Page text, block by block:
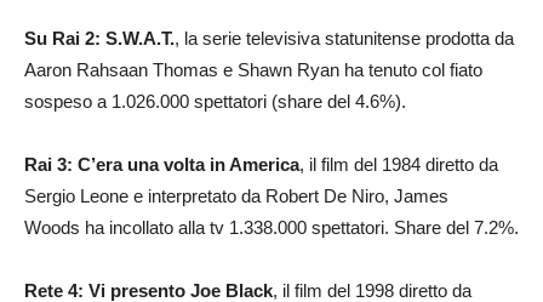
Su Rai 2: S.W.A.T., la serie televisiva statunitense prodotta da
Aaron Rahsaan Thomas e Shawn Ryan ha tenuto col fiato
sospeso a 1.026.000 spettatori (share del 4.6%).
Rai 3: C’era una volta in America, il film del 1984 diretto da
Sergio Leone e interpretato da Robert De Niro, James
Woods ha incollato alla tv 1.338.000 spettatori. Share del 7.2%.
Rete 4: Vi presento Joe Black, il film del 1998 diretto da